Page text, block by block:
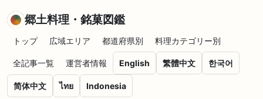
郷土料理・銘菓図鑑
トップ 広域エリア 都道府県別 料理カテゴリー別
全記事一覧 運営者情報 English 繁體中文 한국어
简体中文 ไทย Indonesia